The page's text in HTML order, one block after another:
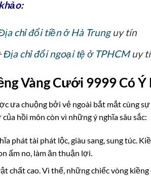
chỉ đổi tiền ở Hà Trunguy tín
Địa chỉ đổi ngoại tệ ở TPHCMuy
Vàng Cưới 9999 Có Ý
ưa chuộng bởi vẻ ngoài bắt mắt cùng
hồi môn còn vì những ý nghĩa sâu sắc:
phát tài phát lộc, giàu sang, sung túc.
ấm no, làm ăn thuận lợi.
chất cao. Vì thế, những chiếc vòng